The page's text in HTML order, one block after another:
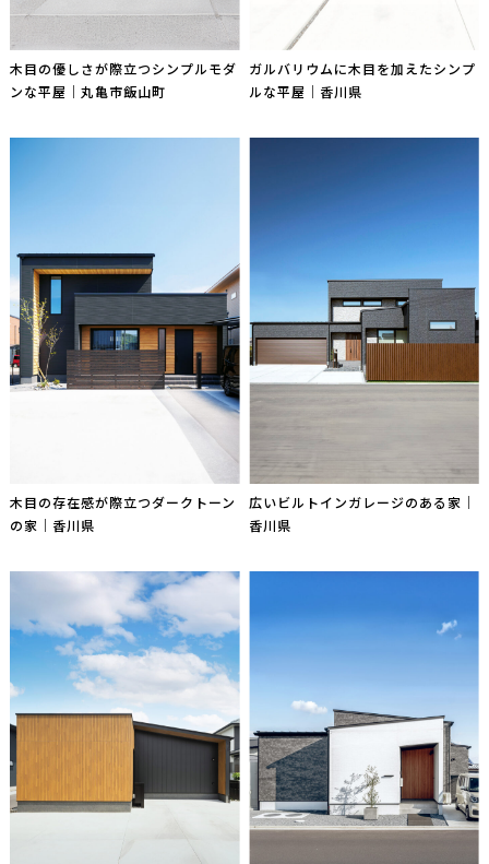
木目の優しさが際立つシンプルモダ
ンな平屋｜丸亀市飯山町
ガルバリウムに木目を加えたシンプ
ルな平屋｜香川県
木目の存在感が際立つダークトーン
の家｜香川県
広いビルトインガレージのある家｜
香川県